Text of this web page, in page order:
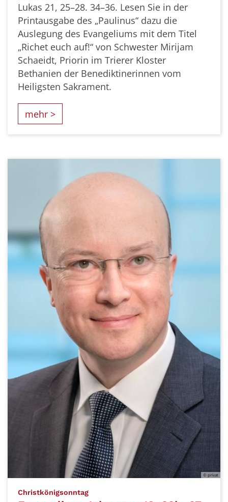
Lukas 21, 25–28. 34–36. Lesen Sie in der
Printausgabe des „Paulinus“ dazu die
Auslegung des Evangeliums mit dem Titel
„Richet euch auf!“ von Schwester Mirijam
Schaeidt, Priorin im Trierer Kloster
Bethanien der Benediktinerinnen vom
Heiligsten Sakrament.
mehr >
© privat
Christkönigsonntag: